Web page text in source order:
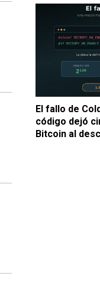
El fallo de
código dejó
Bitcoin al